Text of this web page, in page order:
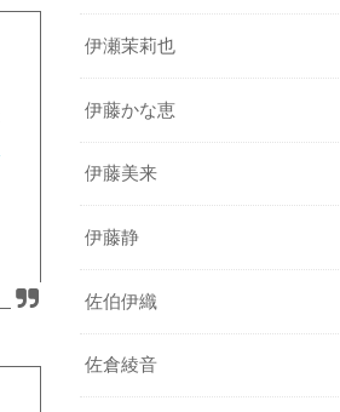
伊瀬茉莉也
伊藤かな恵
伊藤美来
伊藤静
佐伯伊織
佐倉綾音